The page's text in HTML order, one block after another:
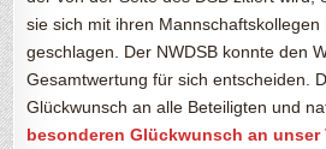
sie sich mit ihren Mannschaftskollegen
geschlagen. Der NWDSB konnte den
Gesamtwertung für sich entscheiden.
Glückwunsch an alle Beteiligten und
besonderen Glückwunsch an unser